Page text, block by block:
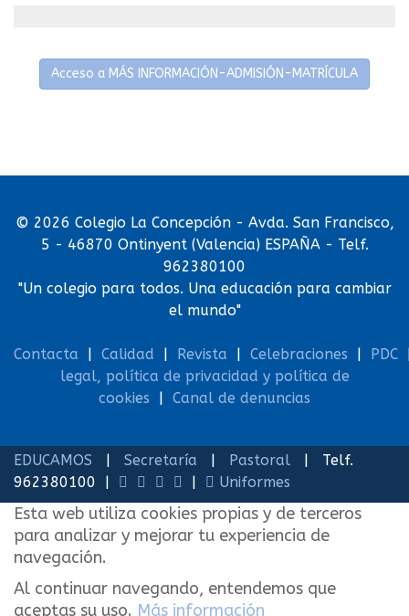
Acceso a MÁS INFORMACIÓN-ADMISIÓN-MATRÍCULA
© 2026 Colegio La Concepción - Avda. San Francisco,
5 - 46870 Ontinyent (Valencia) ESPAÑA - Telf.
962380100
"Un colegio para todos. Una educación para cambiar
el mundo"
Contacta | Calidad | Revista | Celebraciones | PDC
legal, política de privacidad y política de
cookies | Canal de denuncias
EDUCAMOS | Secretaría | Pastoral | Telf.
962380100 |
| Uniformes
Esta web utiliza cookies propias y de terceros
para analizar y mejorar tu experiencia de
navegación.
Al continuar navegando, entendemos que
aceptas su uso. Más información